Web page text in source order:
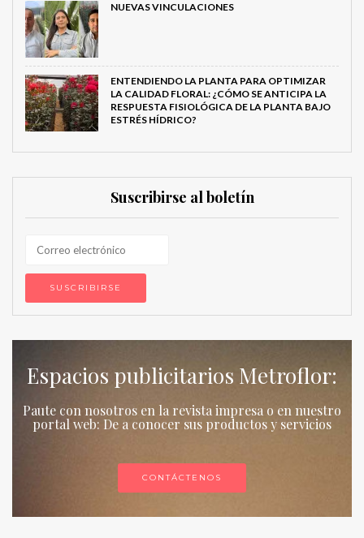
NUEVAS VINCULACIONES
ENTENDIENDO LA PLANTA PARA OPTIMIZAR
LA CALIDAD FLORAL: ¿CÓMO SE ANTICIPA LA
RESPUESTA FISIOLÓGICA DE LA PLANTA BAJO
ESTRÉS HÍDRICO?
Suscribirse al boletín
Espacios publicitarios Metroflor:
Paute con nosotros en la revista impresa o en nuestro
portal web: De a conocer sus productos y servicios
CONTÁCTENOS